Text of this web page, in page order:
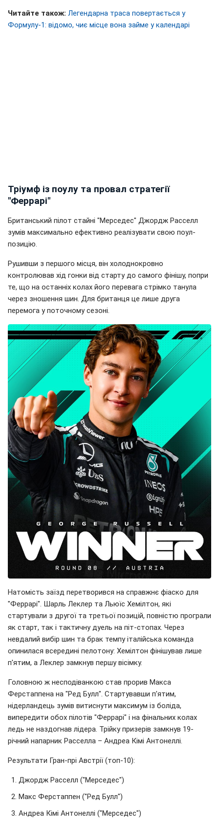
Читайте також: Легендарна траса повертається у
Формулу-1: відомо, чиє місце вона займе у календарі
Тріумф із поулу та провал стратегії
"Феррарі"
Британський пілот стайні "Мерседес" Джордж Расселл
зумів максимально ефективно реалізувати свою поул-
позицію.
Рушивши з першого місця, він холоднокровно
контролював хід гонки від старту до самого фінішу, попри
те, що на останніх колах його перевага стрімко танула
через зношення шин. Для британця це лише друга
перемога у поточному сезоні.
Натомість заїзд перетворився на справжнє фіаско для
"Феррарі". Шарль Леклер та Льюїс Хемілтон, які
стартували з другої та третьої позицій, повністю програли
як старт, так і тактичну дуель на піт-стопах. Через
невдалий вибір шин та брак темпу італійська команда
опинилася всередині пелотону: Хемілтон фінішував лише
п'ятим, а Леклер замкнув першу вісімку.
Головною ж несподіванкою став прорив Макса
Ферстаппена на "Ред Булл". Стартувавши п'ятим,
нідерландець зумів витиснути максимум із боліда,
випередити обох пілотів "Феррарі" і на фінальних колах
ледь не наздогнав лідера. Трійку призерів замкнув 19-
річний напарник Расселла – Андреа Кімі Антонеллі.
Результати Гран-прі Австрії (топ-10):
Джордж Расселл ("Мерседес")
Макс Ферстаппен ("Ред Булл")
Андреа Кімі Антонеллі ("Мерседес")